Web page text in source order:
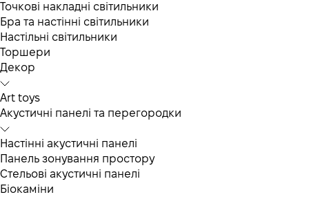
Точкові накладні світильники
Бра та настінні світильники
Настільні світильники
Торшери
Декор
Art toys
Акустичні панелі та перегородки
Настінні акустичні панелі
Панель зонування простору
Стельові акустичні панелі
Біокаміни